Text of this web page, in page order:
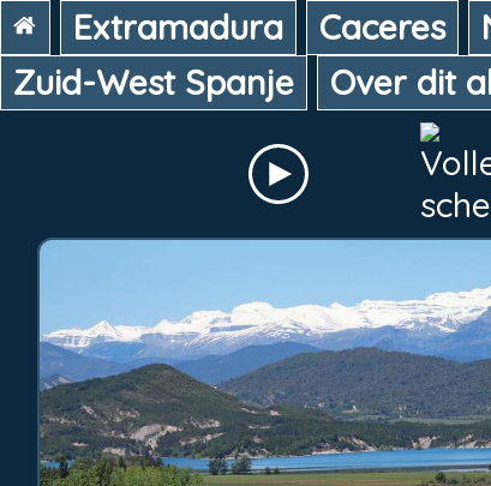
Extramadura Caceres
Zuid-West Spanje
Over dit